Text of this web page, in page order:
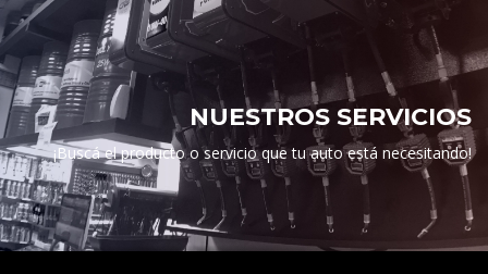
NUESTROS SERVICIOS
¡Buscá el producto o servicio que tu auto está necesitando!